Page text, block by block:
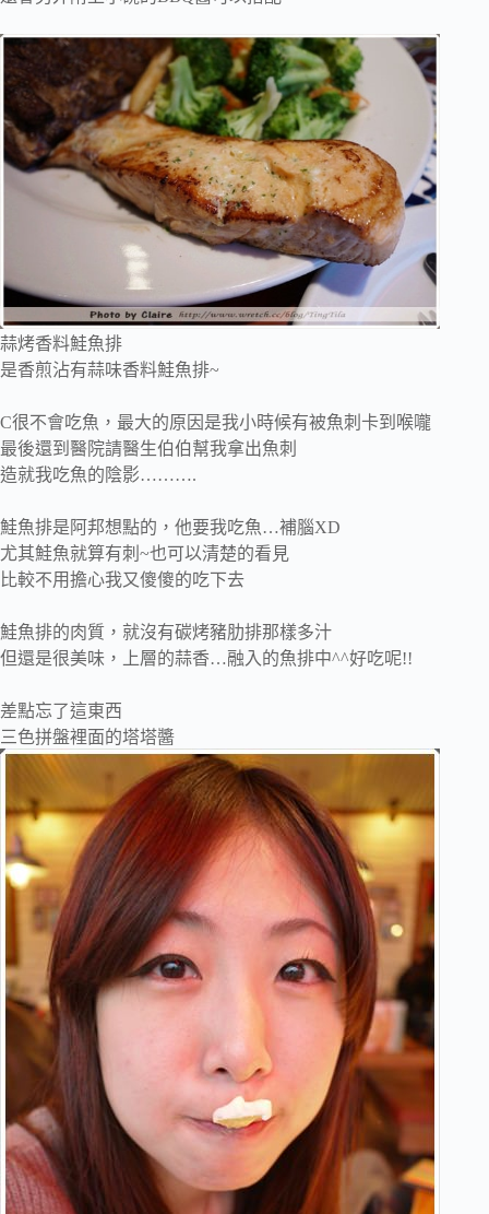
蒜烤香料鮭魚排
是香煎沾有蒜味香料鮭魚排~
C很不會吃魚，最大的原因是我小時候有被魚刺卡到喉嚨
最後還到醫院請醫生伯伯幫我拿出魚刺
造就我吃魚的陰影……….
鮭魚排是阿邦想點的，他要我吃魚…補腦XD
尤其鮭魚就算有刺~也可以清楚的看見
比較不用擔心我又傻傻的吃下去
鮭魚排的肉質，就沒有碳烤豬肋排那樣多汁
但還是很美味，上層的蒜香…融入的魚排中^^好吃呢!!
差點忘了這東西
三色拼盤裡面的塔塔醬